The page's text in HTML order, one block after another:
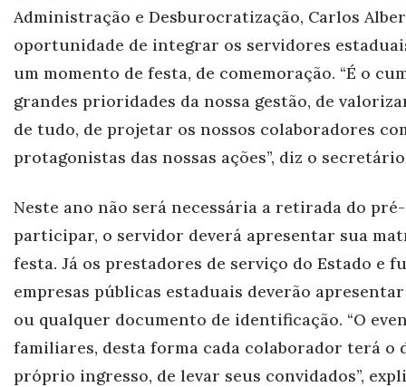
Administração e Desburocratização, Carlos
oportunidade de integrar os servidores
um momento de festa, de comemoração. “É o
grandes prioridades da nossa gestão, de
de tudo, de projetar os nossos colaboradores
protagonistas das nossas ações”, diz o
Neste ano não será necessária a retirada do
participar, o servidor deverá apresentar sua
festa. Já os prestadores de serviço do Estado e
empresas públicas estaduais deverão
ou qualquer documento de identificação. “O
familiares, desta forma cada colaborador terá o
próprio ingresso, de levar seus convidados”,